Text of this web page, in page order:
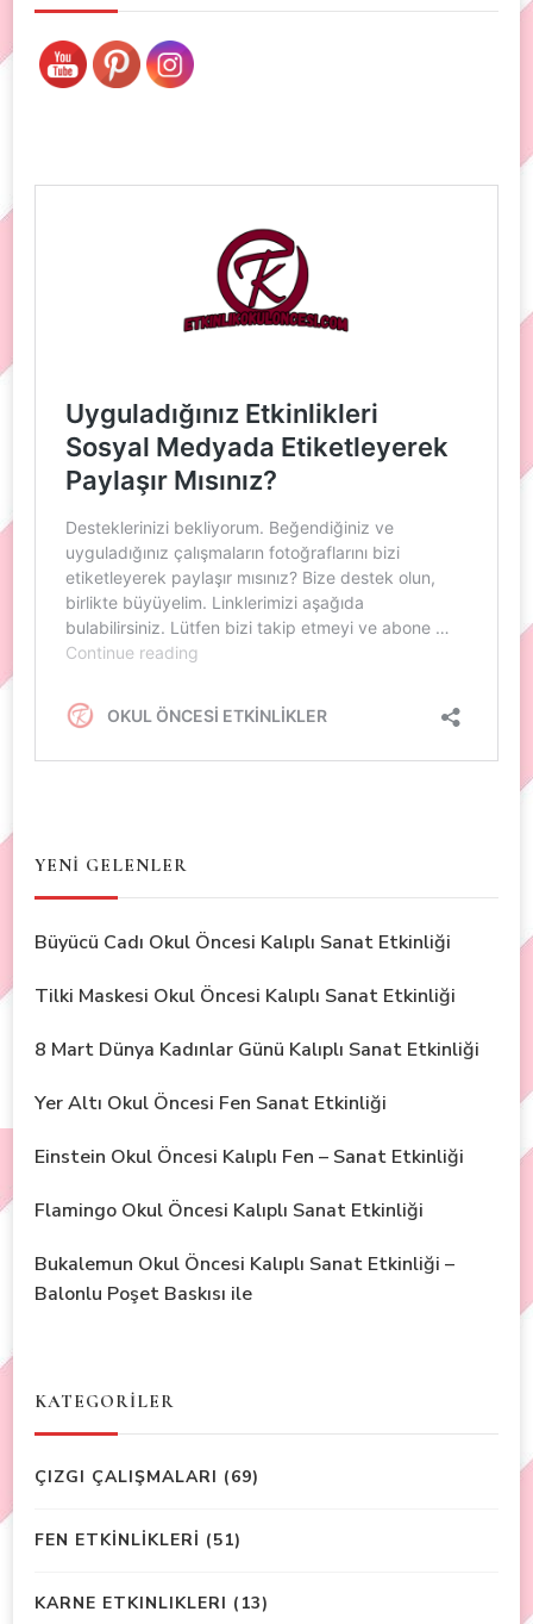
YENİ GELENLER
Büyücü Cadı Okul Öncesi Kalıplı Sanat Etkinliği
Tilki Maskesi Okul Öncesi Kalıplı Sanat Etkinliği
8 Mart Dünya Kadınlar Günü Kalıplı Sanat Etkinliği
Yer Altı Okul Öncesi Fen Sanat Etkinliği
Einstein Okul Öncesi Kalıplı Fen – Sanat Etkinliği
Flamingo Okul Öncesi Kalıplı Sanat Etkinliği
Bukalemun Okul Öncesi Kalıplı Sanat Etkinliği –
Balonlu Poşet Baskısı ile
KATEGORİLER
ÇIZGI ÇALIŞMALARI (69)
FEN ETKİNLİKLERİ (51)
KARNE ETKINLIKLERI (13)